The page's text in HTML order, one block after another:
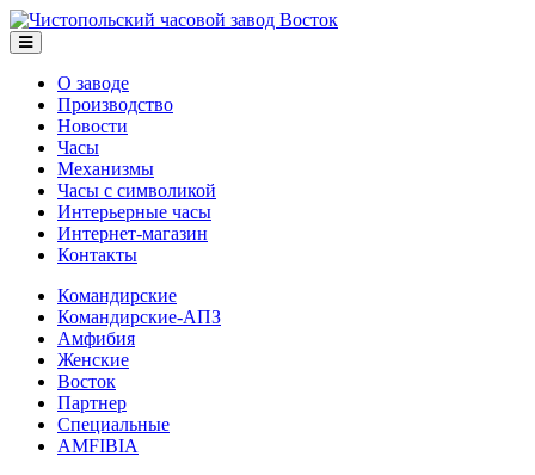
О заводе
Производство
Новости
Часы
Механизмы
Часы с символикой
Интерьерные часы
Интернет-магазин
Контакты
Командирские
Командирские-АПЗ
Амфибия
Женские
Восток
Партнер
Специальные
AMFIBIA